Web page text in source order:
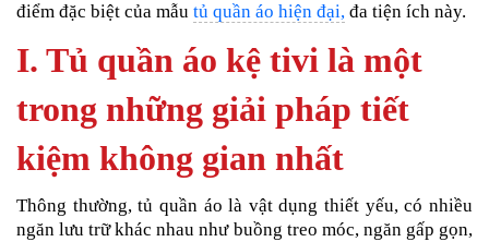
điểm đặc biệt của mẫu tủ quần áo hiện đại, đa tiện ích này.
I. Tủ quần áo kệ tivi là một
trong những giải pháp tiết
kiệm không gian nhất
Thông thường, tủ quần áo là vật dụng thiết yếu, có nhiều
ngăn lưu trữ khác nhau như buồng treo móc, ngăn gấp gọn,